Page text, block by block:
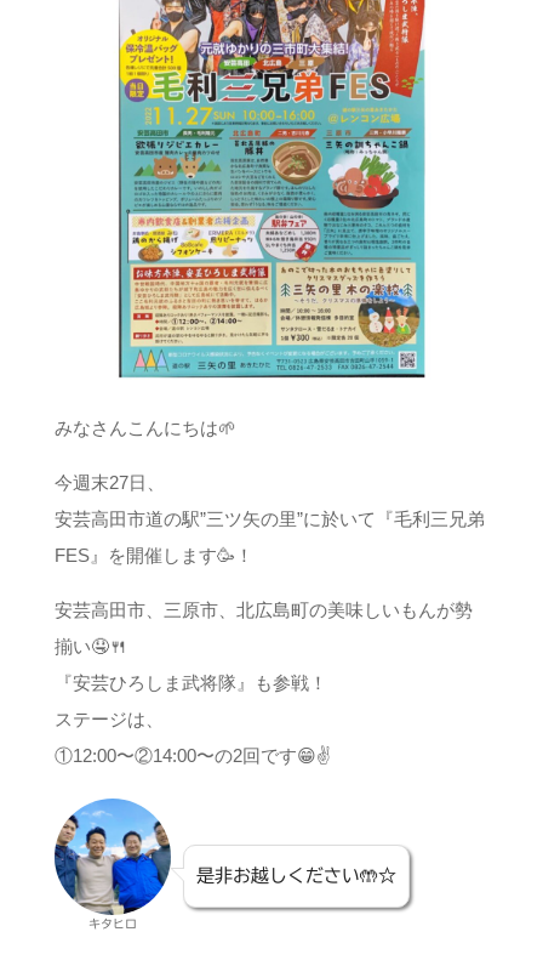
みなさんこんにちは🌱
今週末27日、
安芸高田市道の駅”三ツ矢の里”に於いて『毛利三兄弟
FES』を開催します🥳！
安芸高田市、三原市、北広島町の美味しいもんが勢
揃い🤤🍴
『安芸ひろしま武将隊』も参戦！
ステージは、
①12:00〜②14:00〜の2回です😁✌️
キタヒロ
是非お越しください🤲☆